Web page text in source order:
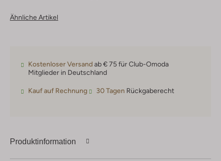
Ähnliche Artikel
Kostenloser Versandab € 75 für Club-Omoda
Mitglieder in Deutschland
Kauf auf Rechnung 30 Tagen Rückgaberecht
Produktinformation